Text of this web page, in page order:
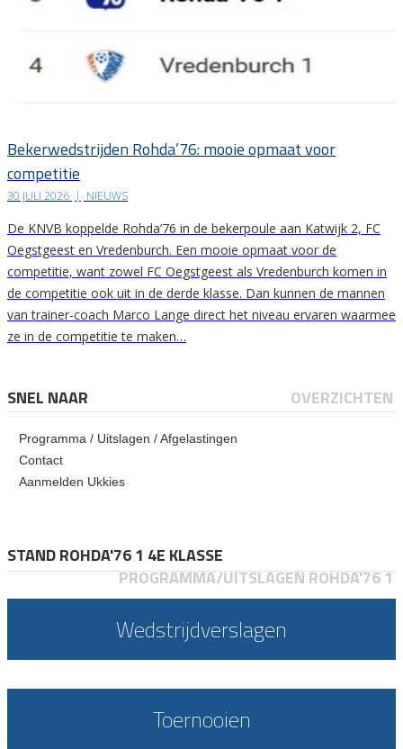
Bekerwedstrijden Rohda’76: mooie opmaat voor
competitie
30 JULI 2026 | NIEUWS
De KNVB koppelde Rohda’76 in de bekerpoule aan Katwijk 2, FC
Oegstgeest en Vredenburch. Een mooie opmaat voor de
competitie, want zowel FC Oegstgeest als Vredenburch komen in
de competitie ook uit in de derde klasse. Dan kunnen de mannen
van trainer-coach Marco Lange direct het niveau ervaren waarmee
ze in de competitie te maken…
SNEL NAAR OVERZICHTEN
Programma / Uitslagen / Afgelastingen
Contact
Aanmelden Ukkies
STAND ROHDA'76 1 4E KLASSE
PROGRAMMA/UITSLAGEN ROHDA'76 1
Wedstrijdverslagen
Toernooien